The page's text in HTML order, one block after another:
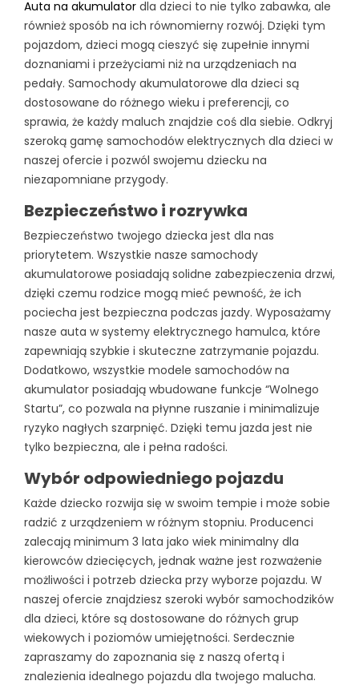
Auta na akumulator dla dzieci to nie tylko zabawka, ale
również sposób na ich równomierny rozwój. Dzięki tym
pojazdom, dzieci mogą cieszyć się zupełnie innymi
doznaniami i przeżyciami niż na urządzeniach na
pedały. Samochody akumulatorowe dla dzieci są
dostosowane do różnego wieku i preferencji, co
sprawia, że każdy maluch znajdzie coś dla siebie. Odkryj
szeroką gamę samochodów elektrycznych dla dzieci w
naszej ofercie i pozwól swojemu dziecku na
niezapomniane przygody.
Bezpieczeństwo i rozrywka
Bezpieczeństwo twojego dziecka jest dla nas
priorytetem. Wszystkie nasze samochody
akumulatorowe posiadają solidne zabezpieczenia drzwi,
dzięki czemu rodzice mogą mieć pewność, że ich
pociecha jest bezpieczna podczas jazdy. Wyposażamy
nasze auta w systemy elektrycznego hamulca, które
zapewniają szybkie i skuteczne zatrzymanie pojazdu.
Dodatkowo, wszystkie modele samochodów na
akumulator posiadają wbudowane funkcje “Wolnego
Startu”, co pozwala na płynne ruszanie i minimalizuje
ryzyko nagłych szarpnięć. Dzięki temu jazda jest nie
tylko bezpieczna, ale i pełna radości.
Wybór odpowiedniego pojazdu
Każde dziecko rozwija się w swoim tempie i może sobie
radzić z urządzeniem w różnym stopniu. Producenci
zalecają minimum 3 lata jako wiek minimalny dla
kierowców dziecięcych, jednak ważne jest rozważenie
możliwości i potrzeb dziecka przy wyborze pojazdu. W
naszej ofercie znajdziesz szeroki wybór samochodzików
dla dzieci, które są dostosowane do różnych grup
wiekowych i poziomów umiejętności. Serdecznie
zapraszamy do zapoznania się z naszą ofertą i
znalezienia idealnego pojazdu dla twojego malucha.